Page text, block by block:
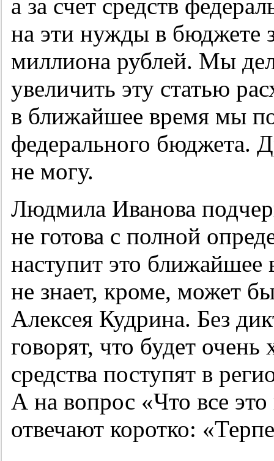
а за счет средств
на эти нужды в бюджете
миллиона рублей. Мы
увеличить эту статью
в ближайшее время мы
федерального бюджета.
не могу.
Людмила Иванова
не готова с полной
наступит это ближайшее
не знает, кроме, может
Алексея Кудрина. Без
говорят, что будет
средства поступят в
А на вопрос «Что все
отвечают коротко: